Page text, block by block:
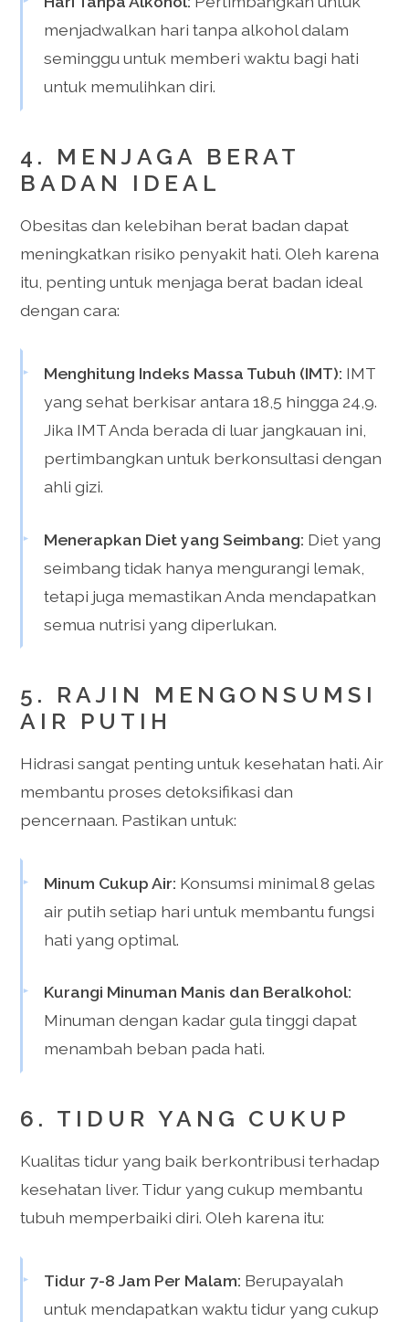
menjadwalkan hari tanpa alkohol dalam
seminggu untuk memberi waktu bagi hati
untuk memulihkan diri.
4. MENJAGA BERAT
BADAN IDEAL
Obesitas dan kelebihan berat badan dapat
meningkatkan risiko penyakit hati. Oleh karena
itu, penting untuk menjaga berat badan ideal
dengan cara:
Menghitung Indeks Massa Tubuh (IMT): IMT
yang sehat berkisar antara 18,5 hingga 24,9.
Jika IMT Anda berada di luar jangkauan ini,
pertimbangkan untuk berkonsultasi dengan
ahli gizi.
Menerapkan Diet yang Seimbang: Diet yang
seimbang tidak hanya mengurangi lemak,
tetapi juga memastikan Anda mendapatkan
semua nutrisi yang diperlukan.
5. RAJIN MENGONSUMSI
AIR PUTIH
Hidrasi sangat penting untuk kesehatan hati. Air
membantu proses detoksifikasi dan
pencernaan. Pastikan untuk:
Minum Cukup Air: Konsumsi minimal 8 gelas
air putih setiap hari untuk membantu fungsi
hati yang optimal.
Kurangi Minuman Manis dan Beralkohol:
Minuman dengan kadar gula tinggi dapat
menambah beban pada hati.
6. TIDUR YANG CUKUP
Kualitas tidur yang baik berkontribusi terhadap
kesehatan liver. Tidur yang cukup membantu
tubuh memperbaiki diri. Oleh karena itu:
Tidur 7-8 Jam Per Malam: Berupayalah
untuk mendapatkan waktu tidur yang cukup